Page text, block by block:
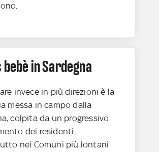
bebè in Sardegna
invece in più direzioni è la
messa in campo dalla
colpita da un progressivo
dei residenti
nei Comuni più lontani